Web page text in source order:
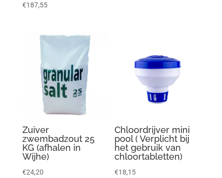
€187,55
Zuiver
zwembadzout 25
KG (afhalen in
Wijhe)
€24,20
Chloordrijver mini
pool ( Verplicht bij
het gebruik van
chloortabletten)
€18,15